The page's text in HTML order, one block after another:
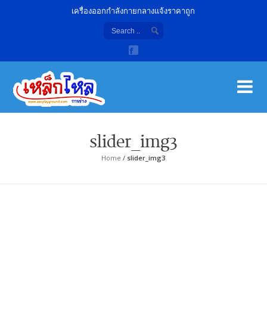
เครื่องออกกำลังกายกลางแจ้งราคาถูก
slider_img3
Home / slider_img3